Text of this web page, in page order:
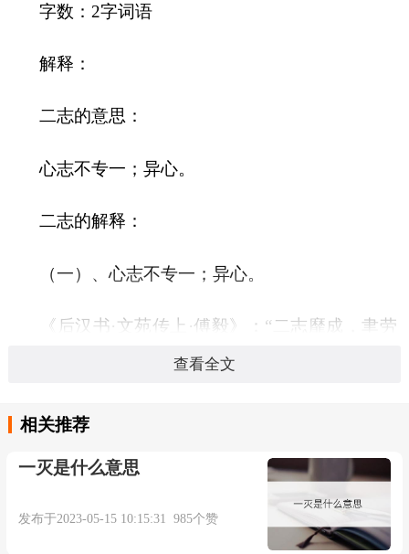
字数：2字词语
解释：
二志的意思：
心志不专一；异心。
二志的解释：
（一）、心志不专一；异心。
《后汉书·文苑传上·傅毅》：“二志靡成，聿劳
我心。” 李贤 注：“志不专一，徒烦劳於我
河东 ，有二志， 废帝 患之。”《三国演义》第五
回：“凡我同盟，齐心戮力，以致臣节，必无二
查看全文
相关推荐
一灭是什么意思
发布于2023-05-15 10:15:31 985个赞